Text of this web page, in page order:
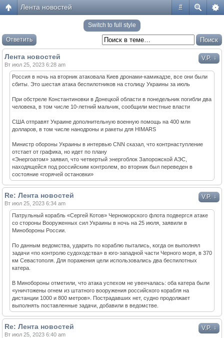
#
Лента новостей
Switch to full style
Ответить
V.P. ↓
Лента новостей
Вт июл 25, 2023 6:28 am
Россия в ночь на вторник атаковала Киев дронами-камикадзе, все они были
сбиты. Это шестая атака беспилотников на столицу Украины за июль
При обстреле Константиновки в Донецкой области в понедельник погибли два
человека, в том числе 10-летний мальчик, сообщили местные власти
США отправят Украине дополнительную военную помощь на 400 млн
долларов, в том числе нанодроны и ракеты для HIMARS
Министр обороны Украины в интервью CNN сказал, что контрнаступление
отстает от графика, но идет по плану
«Энергоатом» заявил, что четвертый энергоблок Запорожской АЭС,
находящейся под российским контролем, во вторник был переведен в
состояние «горячей остановки»
V.P. ↓
Re: Лента новостей
Вт июл 25, 2023 6:34 am
Патрульный корабль «Сергей Котов» Черноморского флота подвергся атаке
со стороны Вооруженных сил Украины в ночь на 25 июля, заявили в
Минобороны России.
По данным ведомства, ударить по кораблю пытались, когда он выполнял
задачи «по контролю судоходства» в юго-западной части Черного моря, в 370
км Севастополя. Для поражения цели использовались два беспилотных
катера.
В Минобороны отметили, что атака успехом не увенчалась: оба катера были
«уничтожены огнем из штатного вооружения российского корабля на
дистанции 1000 и 800 метров». Пострадавших нет, судно продолжает
выполнять поставленные задачи, добавили в ведомстве.
V.P. ↓
Re: Лента новостей
Вт июл 25, 2023 6:40 am